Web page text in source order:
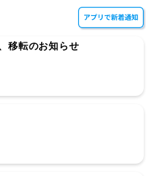
移転のお知らせ